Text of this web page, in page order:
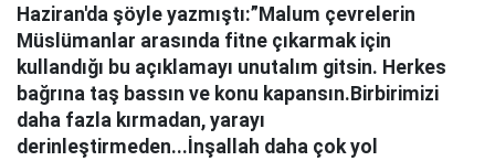
Haziran'da şöyle yazmıştı:”Malum çevrelerin
Müslümanlar arasında fitne çıkarmak için
kullandığı bu açıklamayı unutalım gitsin. Herkes
bağrına taş bassın ve konu kapansın.Birbirimizi
daha fazla kırmadan, yarayı
derinleştirmeden...İnşallah daha çok yol